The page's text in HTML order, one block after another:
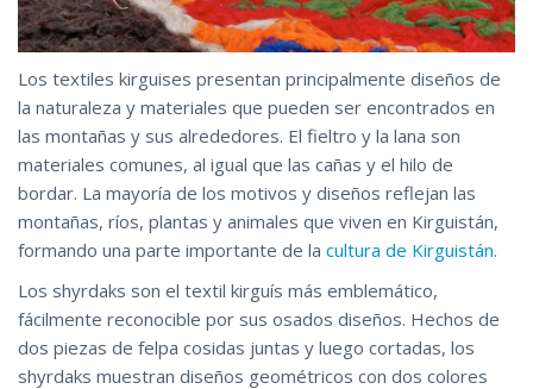
Los textiles kirguises presentan principalmente diseños de
la naturaleza y materiales que pueden ser encontrados en
las montañas y sus alrededores. El fieltro y la lana son
materiales comunes, al igual que las cañas y el hilo de
bordar. La mayoría de los motivos y diseños reflejan las
montañas, ríos, plantas y animales que viven en Kirguistán,
formando una parte importante de la cultura de Kirguistán.
Los shyrdaks son el textil kirguís más emblemático,
fácilmente reconocible por sus osados diseños. Hechos de
dos piezas de felpa cosidas juntas y luego cortadas, los
shyrdaks muestran diseños geométricos con dos colores